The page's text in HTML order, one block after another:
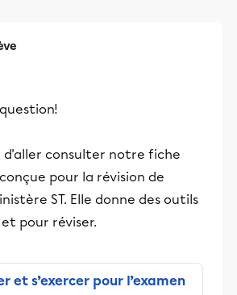
d'aller consulter notre fiche
pour la révision de
ST. Elle donne des outils
pour réviser.
et s’exercer pour l’examen